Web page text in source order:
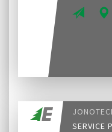
SERVICE